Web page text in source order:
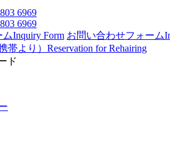
6969
6969
ムInquiry Form お問い合わせフォーム
帯より） Reservation for Rehairing